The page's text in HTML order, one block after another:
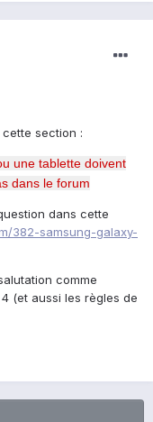
section :
une tablette doivent
dans le forum
dans cette
382-samsung-galaxy-
comme
(et aussi les règles de